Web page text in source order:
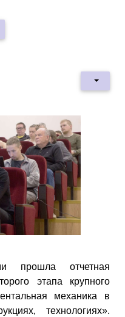
прошла отчетная
этапа крупного
механика в
технологиях».